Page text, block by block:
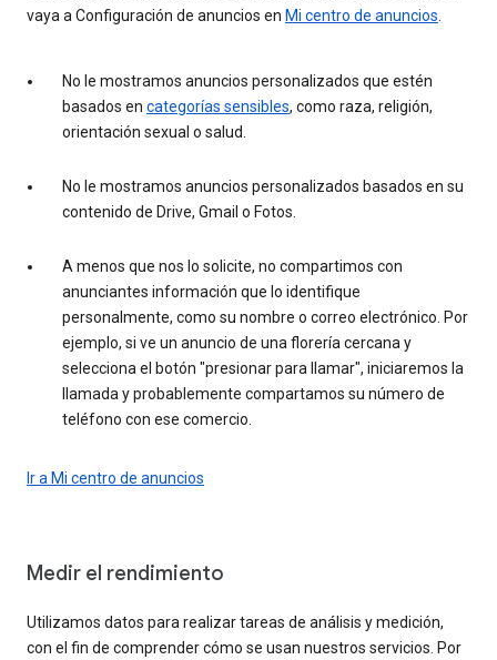
vaya a Configuración de anuncios en Mi centro de anuncios
No le mostramos anuncios personalizados que estén
basados en categorías sensibles, como raza, religión,
orientación sexual o salud.
No le mostramos anuncios personalizados basados en su
contenido de Drive, Gmail o Fotos.
A menos que nos lo solicite, no compartimos con
anunciantes información que lo identifique
personalmente, como su nombre o correo electrónico. Por
ejemplo, si ve un anuncio de una florería cercana y
selecciona el botón "presionar para llamar", iniciaremos la
llamada y probablemente compartamos su número de
teléfono con ese comercio.
Ir a Mi centro de anuncios
Medir el rendimiento
Utilizamos datos para realizar tareas de análisis y medición,
con el fin de comprender cómo se usan nuestros servicios. Por